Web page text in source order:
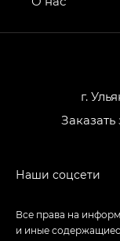
Джи Икс
LOUNGE
Empow —
г.
Все права на
и иные